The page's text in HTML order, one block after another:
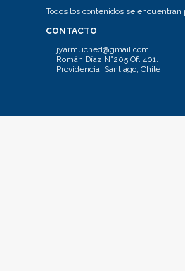
Todos los contenidos se
CONTACTO
jyarmuched@gmail.com
Román Díaz N°205 Of. 401.
Providencia, Santiago, Chile